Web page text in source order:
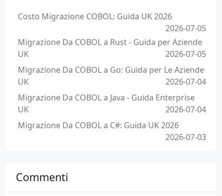
Costo Migrazione COBOL: Guida UK 2026
2026-07-05
Migrazione Da COBOL a Rust - Guida per Aziende
UK
2026-07-05
Migrazione Da COBOL a Go: Guida per Le Aziende
UK
2026-07-04
Migrazione Da COBOL a Java - Guida Enterprise
UK
2026-07-04
Migrazione Da COBOL a C#: Guida UK 2026
2026-07-03
Commenti